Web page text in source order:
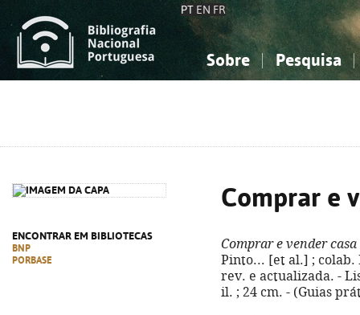
PT EN FR
Sobre Pesquisa
ENCONTRAR EM BIBLIOTECAS
BNP
PORBASE
Comprar e
Comprar e vender casa
Pinto... [et al.] ; colab.
rev. e actualizada. -
il. ; 24 cm. - (Guias